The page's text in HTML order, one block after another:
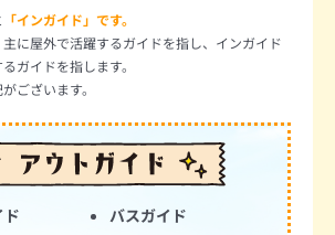
「インガイド」です。
に屋外で活躍するガイドを指し、インガイド
ガイドを指します。
ございます。
バスガイド